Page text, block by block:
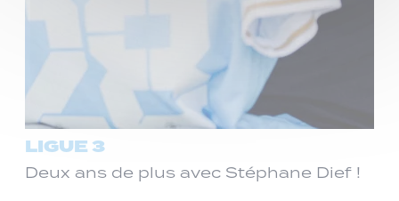
LIGUE 3
Deux ans de plus avec Stéphane Dief !